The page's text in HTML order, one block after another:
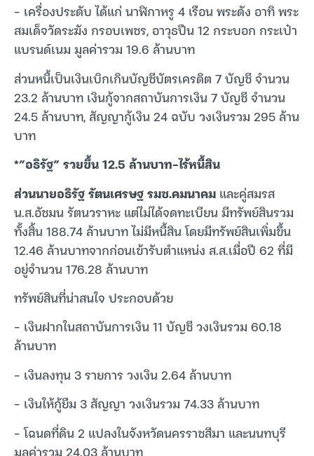
– เครื่องประดับ ได้แก่ นาฬิกาหรู 4 เรือน พระดัง อาทิ พระ
สมเด็จวัดระฆัง กรอบเพชร, อาวุธปืน 12 กระบอก กระเป๋า
แบรนด์เนม มูลค่ารวม 19.6 ล้านบาท
ส่วนหนี้เป็นเงินเบิกเกินบัญชีบัตรเครดิต 7 บัญชี จำนวน
23.2 ล้านบาท เงินกู้จากสถาบันการเงิน 7 บัญชี จำนวน
24.5 ล้านบาท, สัญญากู้เงิน 24 ฉบับ วงเงินรวม 295 ล้าน
บาท
*”อธิรัฐ” รวยขึ้น 12.5 ล้านบาท-ไร้หนี้สิน
ส่วนนายอธิรัฐ รัตนเศรษฐ รมช.คมนาคม และคู่สมรส
น.ส.อัชมน รัตนวราหะ แต่ไม่ได้จดทะเบียน มีทรัพย์สินรวม
ทั้งสิ้น 188.74 ล้านบาท ไม่มีหนี้สิน โดยมีทรัพย์สินเพิ่มขึ้น
12.46 ล้านบาทจากก่อนเข้ารับตำแหน่ง ส.ส.เมื่อปี 62 ที่มี
อยู่จำนวน 176.28 ล้านบาท
ทรัพย์สินที่น่าสนใจ ประกอบด้วย
– เงินฝากในสถาบันการเงิน 11 บัญชี วงเงินรวม 60.18
ล้านบาท
– เงินลงทุน 3 รายการ วงเงิน 2.64 ล้านบาท
– เงินให้กู้ยืม 3 สัญญา วงเงินรวม 74.33 ล้านบาท
– โฉนดที่ดิน 2 แปลงในจังหวัดนครราชสีมา และนนทบุรี
มูลค่ารวม 24.03 ล้านบาท